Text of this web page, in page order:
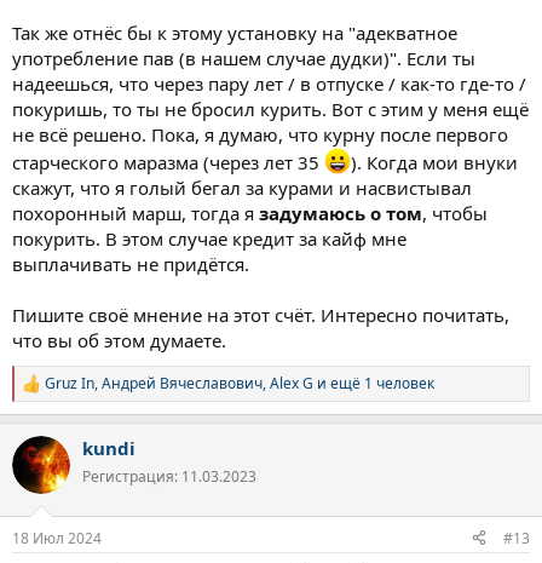
Так же отнёс бы к этому установку на "адекватное
употребление пав (в нашем случае дудки)". Если ты
надеешься, что через пару лет / в отпуске / как-то где-то /
покуришь, то ты не бросил курить. Вот с этим у меня ещё
не всё решено. Пока, я думаю, что курну после первого
старческого маразма (через лет 35
). Когда мои внуки
скажут, что я голый бегал за курами и насвистывал
похоронный марш, тогда я задумаюсь о том, чтобы
покурить. В этом случае кредит за кайф мне
выплачивать не придётся.
Пишите своё мнение на этот счёт. Интересно почитать,
что вы об этом думаете.
Р
е
к
ц
и
Gruz In,Андрей Вячеславович,Alex G и ещё 1 человек
kundi
Регистрация: 11.03.2023
18 Июл 2024 #13